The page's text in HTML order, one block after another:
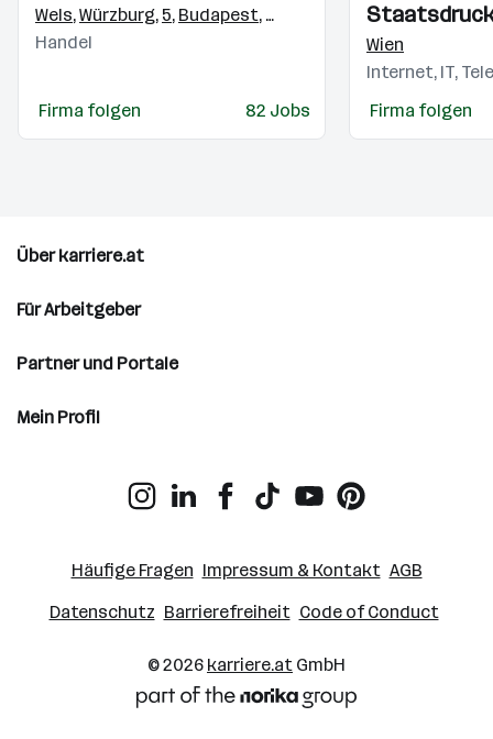
Wels,Würzburg, 5, Budapest, Ljubljana Reka,Rothrist,
Handel
Firma folgen 82 Jobs
(OeSD)
Wien
Internet, IT,
Firma folgen
Über karriere.at
Für Arbeitgeber
Partner und Portale
Mein Profil
Häufige Fragen Impressum & Kontakt AGB
Datenschutz Barrierefreiheit Code of Conduct
© 2026 karriere.at GmbH